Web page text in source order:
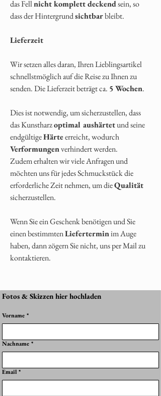
das Fellnicht komplett deckendsein, so
dass der Hintergrundsichtbarbleibt.
Lieferzeit
Wir setzen alles daran, Ihren Lieblingsartikel
schnellstmöglich auf die Reise zu Ihnen zu
senden. Die Lieferzeit beträgt ca. 5 Wochen.
Dies ist notwendig, um sicherzustellen, dass
das Kunstharzoptimal aushärtetund seine
endgültigeHärteerreicht, wodurch
Verformungenverhindert werden.
Zudem erhalten wir viele Anfragen und
möchten uns für jedes Schmuckstück die
erforderliche Zeit nehmen, um dieQualität
sicherzustellen.
Wenn Sie ein Geschenk benötigen und Sie
einen bestimmtenLieferterminim Auge
haben, dann zögern Sie nicht, uns per Mail zu
kontaktieren.
Fotos & Skizzen hier hochladen
Vorname *
Nachname *
Email *